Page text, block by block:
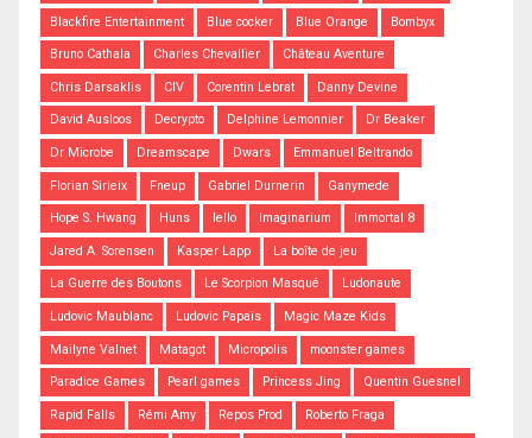
Blackfire Entertainment Blue cocker Blue Orange Bombyx
Bruno Cathala Charles Chevallier Château Aventure
Chris Darsaklis CIV Corentin Lebrat Danny Devine
David Ausloos Decrypto Delphine Lemonnier Dr Beaker
Dr Microbe Dreamscape Dwars Emmanuel Beltrando
Florian Sirieix Fneup Gabriel Durnerin Ganymede
Hope S. Hwang Huns Iello Imaginarium Immortal 8
Jared A. Sorensen Kasper Lapp La boîte de jeu
La Guerre des Boutons Le Scorpion Masqué Ludonaute
Ludovic Maublanc Ludovic Papaïs Magic Maze Kids
Mailyne Valnet Matagot Micropolis moonster games
Paradice Games Pearl games Princess Jing Quentin Guesnel
Rapid Falls Rémi Amy Repos Prod Roberto Fraga